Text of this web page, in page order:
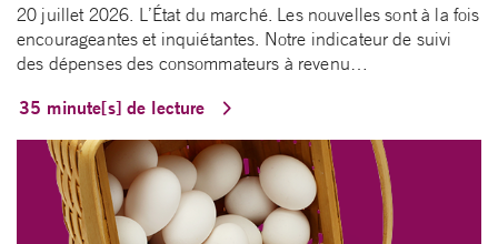
20 juillet 2026. L’État du marché. Les nouvelles sont à la fois
encourageantes et inquiétantes. Notre indicateur de suivi
des dépenses des consommateurs à revenu…
35 minute[s] de lecture